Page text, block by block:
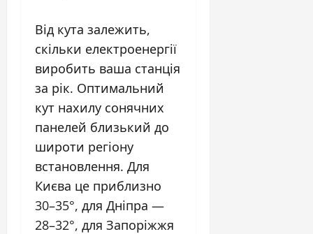
Від кута залежить,
скільки електроенергії
виробить ваша станція
за рік. Оптимальний
кут нахилу сонячних
панелей близький до
широти регіону
встановлення. Для
Києва це приблизно
30–35°, для Дніпра —
28–32°, для Запоріжжя